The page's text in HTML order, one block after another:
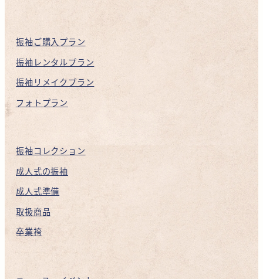
振袖ご購入プラン
振袖レンタルプラン
振袖リメイクプラン
フォトプラン
振袖コレクション
成人式の振袖
成人式準備
取扱商品
卒業袴